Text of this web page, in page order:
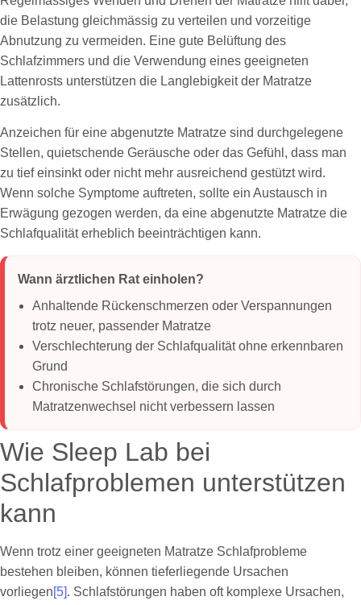
die Belastung gleichmässig zu verteilen und vorzeitige
Abnutzung zu vermeiden. Eine gute Belüftung des
Schlafzimmers und die Verwendung eines geeigneten
Lattenrosts unterstützen die Langlebigkeit der Matratze
zusätzlich.
Anzeichen für eine abgenutzte Matratze sind durchgelegene
Stellen, quietschende Geräusche oder das Gefühl, dass man
zu tief einsinkt oder nicht mehr ausreichend gestützt wird.
Wenn solche Symptome auftreten, sollte ein Austausch in
Erwägung gezogen werden, da eine abgenutzte Matratze die
Schlafqualität erheblich beeinträchtigen kann.
Wann ärztlichen Rat einholen?
Anhaltende Rückenschmerzen oder Verspannungen
trotz neuer, passender Matratze
Verschlechterung der Schlafqualität ohne erkennbaren
Grund
Chronische Schlafstörungen, die sich durch
Matratzenwechsel nicht verbessern lassen
Wie Sleep Lab bei
Schlafproblemen unterstützen
kann
Wenn trotz einer geeigneten Matratze Schlafprobleme
bestehen bleiben, können tieferliegende Ursachen
vorliegen[5]. Schlafstörungen haben oft komplexe Ursachen,